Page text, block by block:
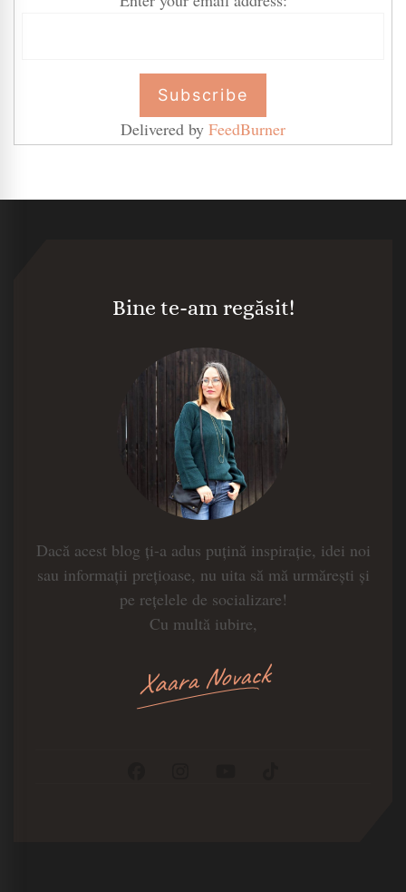
Delivered by FeedBurner
Bine te-am regăsit!
Dacă acest blog ți-a adus puțină inspirație, idei noi
sau informații prețioase, nu uita să mă urmărești și
pe rețelele de socializare!
Cu multă iubire,
Xaara Novack